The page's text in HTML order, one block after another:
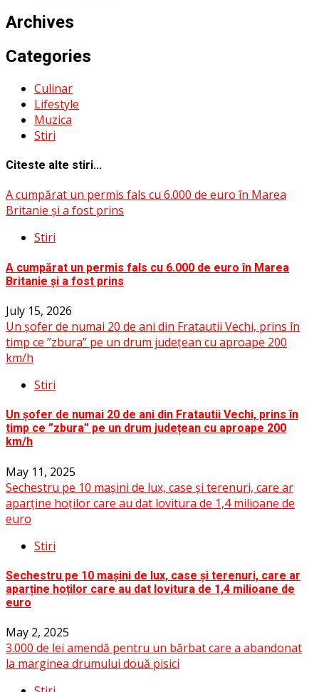
Archives
Categories
Culinar
Lifestyle
Muzica
Stiri
Citeste alte stiri...
A cumpărat un permis fals cu 6.000 de euro în Marea
Britanie și a fost prins
Stiri
A cumpărat un permis fals cu 6.000 de euro în Marea
Britanie și a fost prins
July 15, 2026
Un șofer de numai 20 de ani din Fratautii Vechi, prins în
timp ce ”zbura” pe un drum județean cu aproape 200
km/h
Stiri
Un șofer de numai 20 de ani din Fratautii Vechi, prins în
timp ce ”zbura” pe un drum județean cu aproape 200
km/h
May 11, 2025
Sechestru pe 10 mașini de lux, case și terenuri, care ar
aparține hoților care au dat lovitura de 1,4 milioane de
euro
Stiri
Sechestru pe 10 mașini de lux, case și terenuri, care ar
aparține hoților care au dat lovitura de 1,4 milioane de
euro
May 2, 2025
3.000 de lei amendă pentru un bărbat care a abandonat
la marginea drumului două pisici